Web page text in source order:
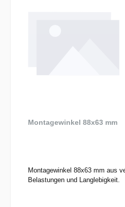
Montagewinkel 88x63 mm
Montagewinkel 88x63 mm aus
Belastungen und Langlebigkeit.